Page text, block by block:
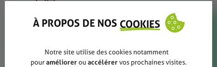
Rapports annuels
À PROPOS DE NOS COOKIES
Notre site utilise des cookies notamment
pouraméliorerou accélérervos prochaines visites.